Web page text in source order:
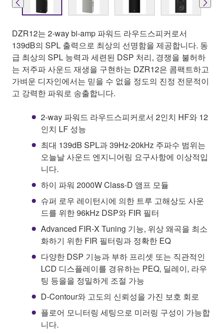
DZR12는 2-way bi-amp 파워드 라우드스피커로서
139dB의 SPL 출력으로 최상의 선명함을 제공합니다. 동
급 최상의 SPL 능력과 세련된 DSP 처리, 경쟁을 불허하
는 저주파 사운드 재생을 구현하는 DZR12은 콤팩트하고
가벼운 디자인에서는 믿을 수 없을 정도의 진정 전문적이
고 강력한 파워로 송출합니다.
2-way 파워드 라우드스피커로서 2인치 HF와 12
인치 LF 성능
최대 139dB SPL과 39Hz-20kHz 주파수 범위는
오늘날 사운드 엔지니어링 요구사항에 이상적입
니다.
하이 파워 2000W Class-D 앰프 모듈
슈퍼 로우 레이턴시에 의한 트루 고해상도 사운
드를 위한 96kHz DSP와 FIR 필터
Advanced FIR-X Tuning 기능, 위상 왜곡을 최소
화하기 위한 FIR 필터링과 정확한 EQ
다양한 DSP 기능과 부하 프리셋 또는 직관적인
LCD 디스플레이를 경유하는 PEQ, 딜레이, 라우
팅 등을을 정밀하게 조절 가능
D-Contour와 고도의 신뢰성을 가진 보호 회로
플로어 모니터링 세팅으로 미러링 구성이 가능합
니다.